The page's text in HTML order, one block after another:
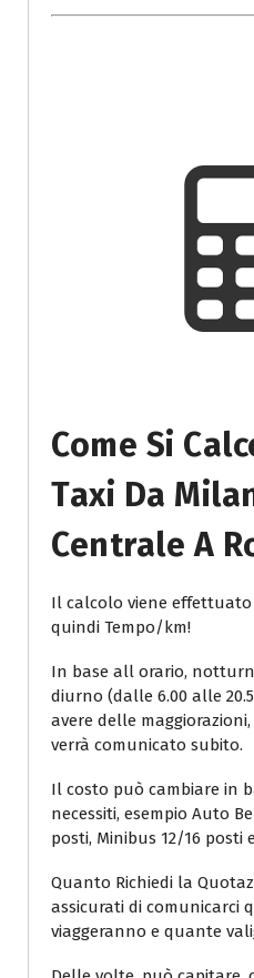
Come Si
Taxi Da
Centrale A
Il calcolo viene
quindi Tempo/km!
In base all orario,
diurno (dalle 6.00 alle
avere delle
verrà comunicato subito.
Il costo può cambiare in
necessiti, esempio Auto
posti, Minibus 12/16 posti
Quanto Richiedi la
assicurati di comunicarci
viaggeranno e quante